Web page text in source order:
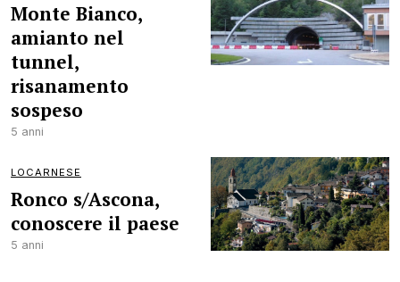
Monte Bianco,
amianto nel
tunnel,
risanamento
sospeso
5 anni
LOCARNESE
Ronco s/Ascona,
conoscere il paese
5 anni